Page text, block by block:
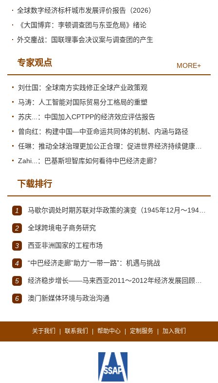
全球数字经济标杆城市发展评价报告（2026）
《大国博弈：李顿调查团与东亚危局》绪论
外交鏖战：国联理事会决议案与调查团的产生
专家观点 MORE+
刘仕国：全球南方实践修正全球产业政策观
马涛：人工智能对国际贸易分工格局的重塑
苏庆...：中国加入CPTPP的经济效应评估报告
曾向红：构建中国—中亚命运共同体的机制、内涵与路径
Zahi...：巴基斯坦智库如何看待中巴经济走廊？
下载排行
1 马歇尔调处时期苏联对华政策的演变（1945年12月～1947年1月）
2 全球跨境电子商务研究
3 西亚非洲国家的工程市场
4 “中巴经济走廊”助力“一带一路”：机遇与挑战
5 经济稳步增长——马来西亚2011～2012年经济发展回顾与展望
6 澳门新媒体环境与政治沟通
关于我们 联系我们 帮助中心 定制服务 加入我们